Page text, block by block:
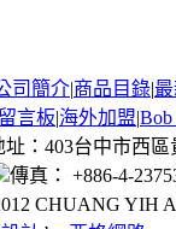
司簡介|商品目錄|
留言板|海外加盟|Bob
：403台中市西區
傳真： +886-4-
CHUANG YIH